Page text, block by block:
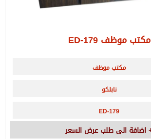
مكتب موظف ED-179
مكتب موظف
نابلكو
ED-179
اضافة الى طلب عرض السعر